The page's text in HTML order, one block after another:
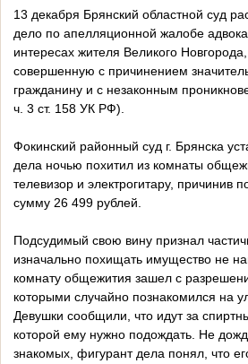
13 декабря Брянский областной суд
дело по апелляционной жалобе
интересах жителя Великого
совершенную с причинением
гражданину и с незаконным
ч. 3 ст. 158 УК РФ).
Фокинский районный суд г. Брянска
дела ночью похитил из комнаты
телевизор и электрогитару, причинив
сумму 26 499 рублей.
Подсудимый свою вину признал
изначально похищать имущество не
комнату общежития зашел с
которыми случайно познакомился на
Девушки сообщили, что идут за
которой ему нужно подождать. Не
знакомых, фигурант дела понял, что